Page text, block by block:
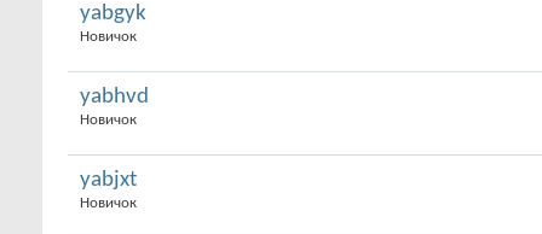
yabgyk
Новичок
yabhvd
Новичок
yabjxt
Новичок